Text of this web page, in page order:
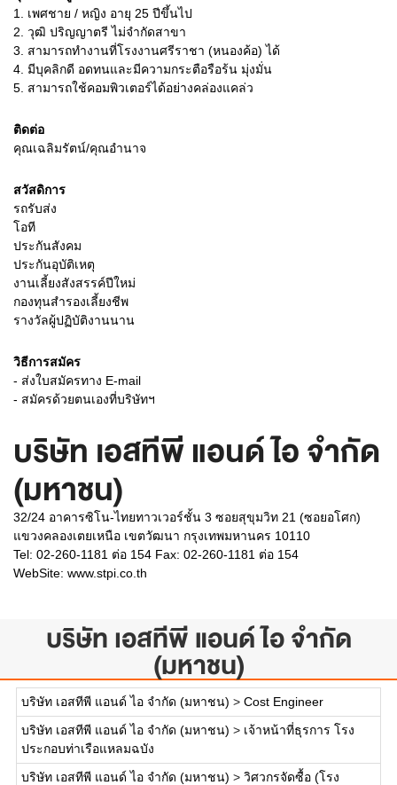
1.
เพศชาย / หญิง อายุ 25 ปีขึ้นไป
2. วุฒิ ปริญญาตรี ไม่จำกัดสาขา
3.
สามารถทำงานที่โรงงานศรีราชา (หนองค้อ) ได้
4. มีบุคลิกดี อดทนและมีความกระตือรือร้น มุ่งมั่น
5. สามารถใช้คอมพิวเตอร์ได้อย่างคล่องแคล่ว
ติดต่อ
คุณเฉลิมรัตน์/คุณอำนาจ
สวัสดิการ
รถรับส่ง
โอที
ประกันสังคม
ประกันอุบัติเหตุ
งานเลี้ยงสังสรรค์ปีใหม่
กองทุนสำรองเลี้ยงชีพ
รางวัลผู้ปฏิบัติงานนาน
วิธีการสมัคร
- ส่งใบสมัครทาง E-mail
- สมัครด้วยตนเองที่บริษัทฯ
บริษัท เอสทีพี แอนด์ ไอ จำกัด
(มหาชน)
32/24 อาคารซิโน-ไทยทาวเวอร์ชั้น 3 ซอยสุขุมวิท 21 (ซอยอโศก)
แขวงคลองเตยเหนือ เขตวัฒนา กรุงเทพมหานคร 10110
Tel: 02-260-1181 ต่อ 154 Fax: 02-260-1181 ต่อ 154
WebSite: www.stpi.co.th
บริษัท เอสทีพี แอนด์ ไอ จำกัด
(มหาชน)
บริษัท เอสทีพี แอนด์ ไอ จำกัด (มหาชน) > Cost Engineer
บริษัท เอสทีพี แอนด์ ไอ จำกัด (มหาชน) > เจ้าหน้าที่ธุรการ โรง
ประกอบท่าเรือแหลมฉบัง
บริษัท เอสทีพี แอนด์ ไอ จำกัด (มหาชน) > วิศวกรจัดซื้อ (โรง